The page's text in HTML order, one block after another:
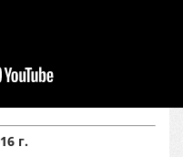
г.